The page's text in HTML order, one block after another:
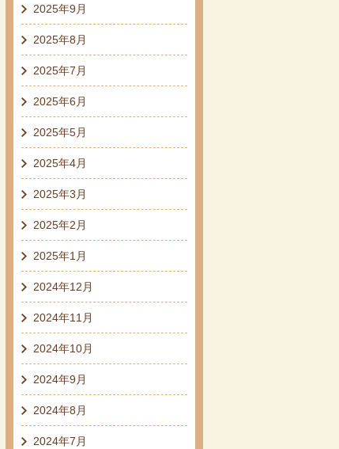
2025年9月
2025年8月
2025年7月
2025年6月
2025年5月
2025年4月
2025年3月
2025年2月
2025年1月
2024年12月
2024年11月
2024年10月
2024年9月
2024年8月
2024年7月